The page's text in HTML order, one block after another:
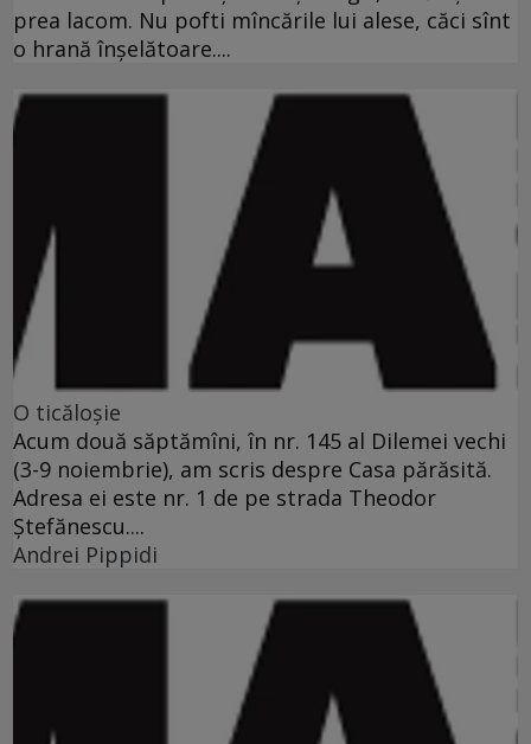
prea lacom. Nu pofti mîncările lui alese, căci sînt
o hrană înşelătoare....
O ticăloşie
Acum două săptămîni, în nr. 145 al Dilemei vechi
(3-9 noiembrie), am scris despre Casa părăsită.
Adresa ei este nr. 1 de pe strada Theodor
Ştefănescu....
Andrei Pippidi